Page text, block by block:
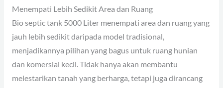
Menempati Lebih Sedikit Area dan Ruang
Bio septic tank 5000 Liter menempati area dan ruang yang
jauh lebih sedikit daripada model tradisional,
menjadikannya pilihan yang bagus untuk ruang hunian
dan komersial kecil. Tidak hanya akan membantu
melestarikan tanah yang berharga, tetapi juga dirancang